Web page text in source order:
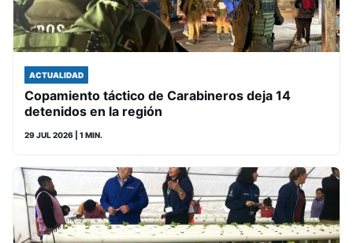
ACTUALIDAD
Copamiento táctico de Carabineros deja 14
detenidos en la región
29 JUL 2026 | 1 MIN.